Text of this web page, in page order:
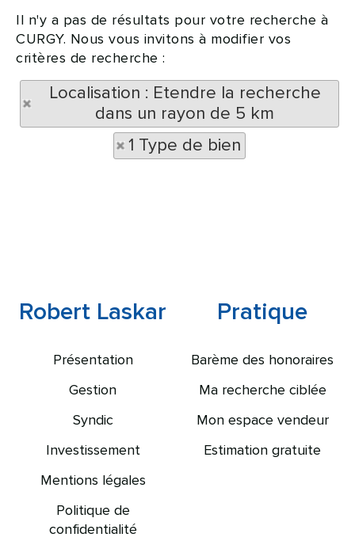
Il n'y a pas de résultats pour votre recherche à
CURGY. Nous vous invitons à modifier vos
critères de recherche :
Localisation : Etendre la recherche
dans un rayon de 5 km
1 Type de bien
Robert Laskar
Présentation
Gestion
Syndic
Investissement
Mentions légales
Politique de
confidentialité
Pratique
Barème des honoraires
Ma recherche ciblée
Mon espace vendeur
Estimation gratuite